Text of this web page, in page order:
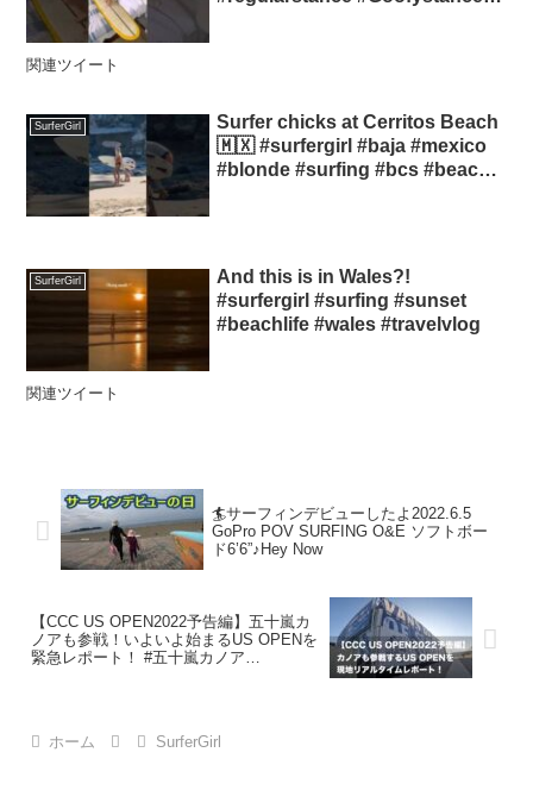
関連ツイート
SurferGirl
Surfer chicks at Cerritos Beach
🇲🇽 #surfergirl #baja #mexico
#blonde #surfing #bcs #beach
SurferGirl
And this is in Wales?!
#surfergirl #surfing #sunset
#beachlife #wales #travelvlog
関連ツイート
🏄サーフィンデビューしたよ2022.6.5
GoPro POV SURFING O&E ソフトボー
ド6’6”♪Hey Now
【CCC US OPEN2022予告編】五十嵐カ
ノアも参戦！いよいよ始まるUS OPENを
緊急レポート！ #五十嵐カノア
ホーム SurferGirl